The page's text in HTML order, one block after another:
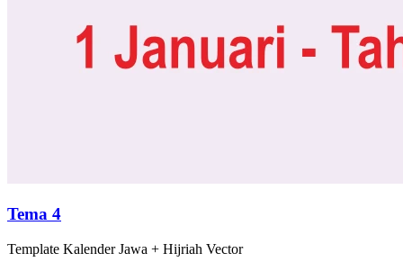
Tema 4
Template Kalender Jawa + Hijriah Vector